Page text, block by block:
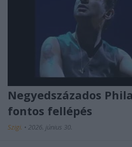
Negyedszázados
fontos fellépés
Szigi. • 2026. június 30.